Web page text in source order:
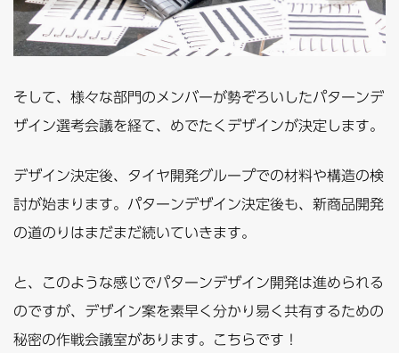
そして、様々な部門のメンバーが勢ぞろいしたパターンデ
ザイン選考会議を経て、めでたくデザインが決定します。
デザイン決定後、タイヤ開発グループでの材料や構造の検
討が始まります。パターンデザイン決定後も、新商品開発
の道のりはまだまだ続いていきます。
と、このような感じでパターンデザイン開発は進められる
のですが、デザイン案を素早く分かり易く共有するための
秘密の作戦会議室があります。こちらです！